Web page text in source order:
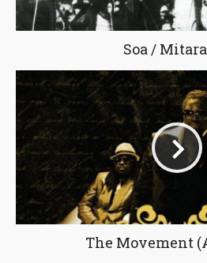
Soa /
The Movement